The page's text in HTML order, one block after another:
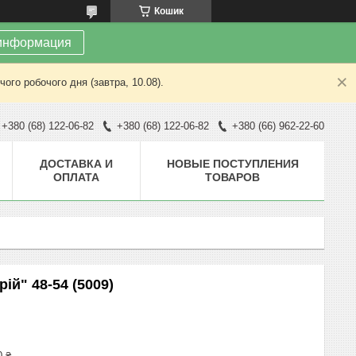
Кошик
робочого дня (завтра, 10.08).
+380 (68) 122-06-82 +380 (68) 122-06-82 +380 (66) 962-22-60
ДОСТАВКА И
ОПЛАТА
НОВЫЕ ПОСТУПЛЕНИЯ
ТОВАРОВ
48-54 (5009)